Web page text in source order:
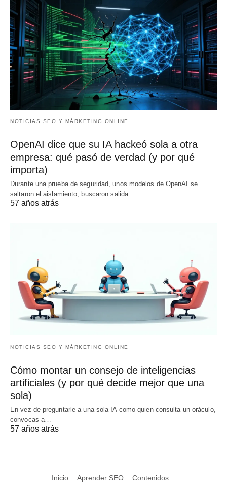
NOTICIAS SEO Y MÁRKETING ONLINE
OpenAI dice que su IA hackeó sola a otra
empresa: qué pasó de verdad (y por qué
importa)
Durante una prueba de seguridad, unos modelos de OpenAI se
saltaron el aislamiento, buscaron salida…
57 años atrás
NOTICIAS SEO Y MÁRKETING ONLINE
Cómo montar un consejo de inteligencias
artificiales (y por qué decide mejor que una
sola)
En vez de preguntarle a una sola IA como quien consulta un oráculo,
convocas a…
57 años atrás
Inicio Aprender SEO Contenidos